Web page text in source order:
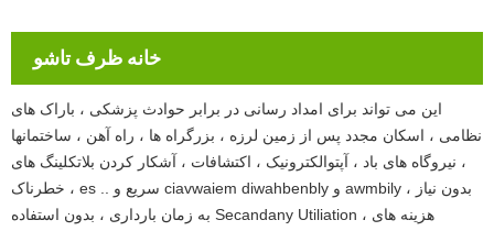
خانه ظرف تاشو
این می تواند برای امداد رسانی در برابر حوادث پزشکی ، باراک های
نظامی ، اسکان مجدد پس از زمین لرزه ، بزرگراه ها ، راه آهن ، ساختمانها
، نیروگاه های باد ، آپتوالکترونیک ، اکتشافات ، آشکار کردن بلاتکلینگ های
خطرناک ، es .. سریع و ciavwaiem diwahbenbly و awmbily ، بدون نیاز
به زمان بارداری ، بدون استفاده Secandany Utiliation ، هزینه های